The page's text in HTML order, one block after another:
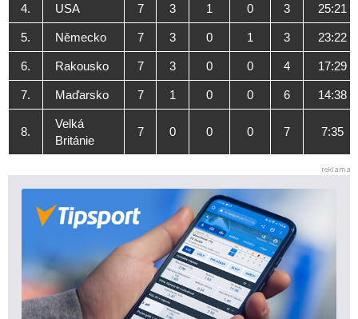
4. USA 7 3 1 0 3 25:21
5. Německo 7 3 0 1 3 23:22
6. Rakousko 7 3 0 0 4 17:29
7. Maďarsko 7 1 0 0 6 14:38
8.
Velká
Británie
7 0 0 0 7 7:35